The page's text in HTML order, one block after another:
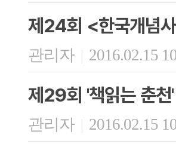
제24회 <한국개념
관리자 | 2016.02.15
제29회 '책읽는 춘천
관리자 | 2016.02.15